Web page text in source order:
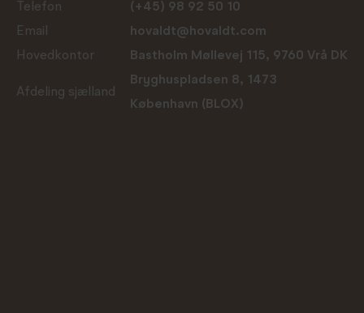
Telefon
(+45) 98 92 50 10
Email
hovaldt@hovaldt.com
Hovedkontor
Bastholm Møllevej 115, 9760 Vrå DK
Afdeling sjælland
Bryghuspladsen 8, 1473
København (BLOX)